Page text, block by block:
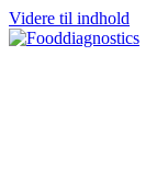
Videre til indhold